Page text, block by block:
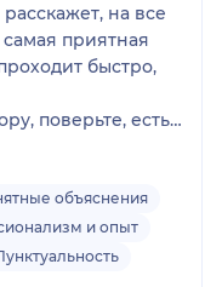
на все
приятная
быстро,
есть
задержек!
объяснения
и опыт